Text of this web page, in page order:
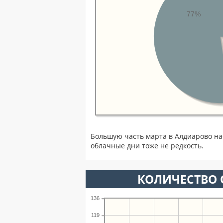
77%
Большую часть марта в Алдиарово
облачные дни тоже не редкость.
КОЛИЧЕСТВО
119
136